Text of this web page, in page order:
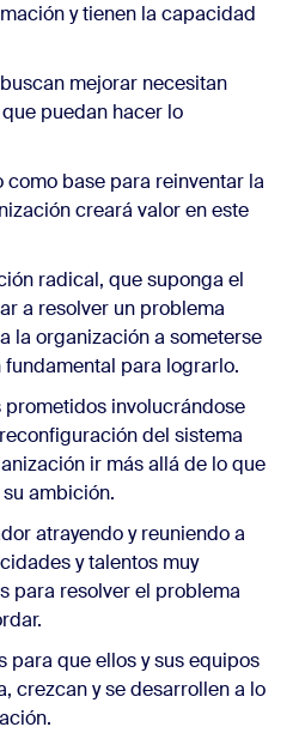
y tienen la capacidad
mejorar necesitan
puedan hacer lo
como base para reinventar la
creará valor en este
radical, que suponga el
a resolver un problema
la organización a someterse
para lograrlo.
involucrándose
del sistema
ir más allá de lo que
ambición.
atrayendo y reuniendo a
y talentos muy
para resolver el problema
para que ellos y sus equipos
crezcan y se desarrollen a lo